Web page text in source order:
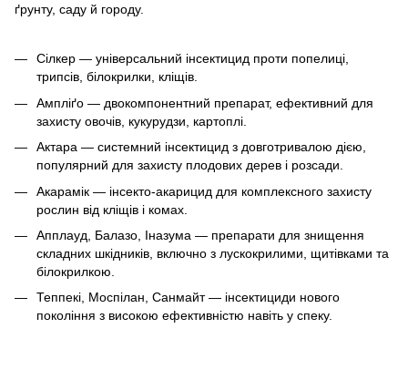
ґрунту, саду й городу.
Сілкер — універсальний інсектицид проти попелиці,
трипсів, білокрилки, кліщів.
Ампліґо — двокомпонентний препарат, ефективний для
захисту овочів, кукурудзи, картоплі.
Актарa — системний інсектицид з довготривалою дією,
популярний для захисту плодових дерев і розсади.
Акарамік — інсекто-акарицид для комплексного захисту
рослин від кліщів і комах.
Апплауд, Балазо, Іназумa — препарати для знищення
складних шкідників, включно з лускокрилими, щитівками та
білокрилкою.
Теппекі, Моспілан, Санмайт — інсектициди нового
покоління з високою ефективністю навіть у спеку.